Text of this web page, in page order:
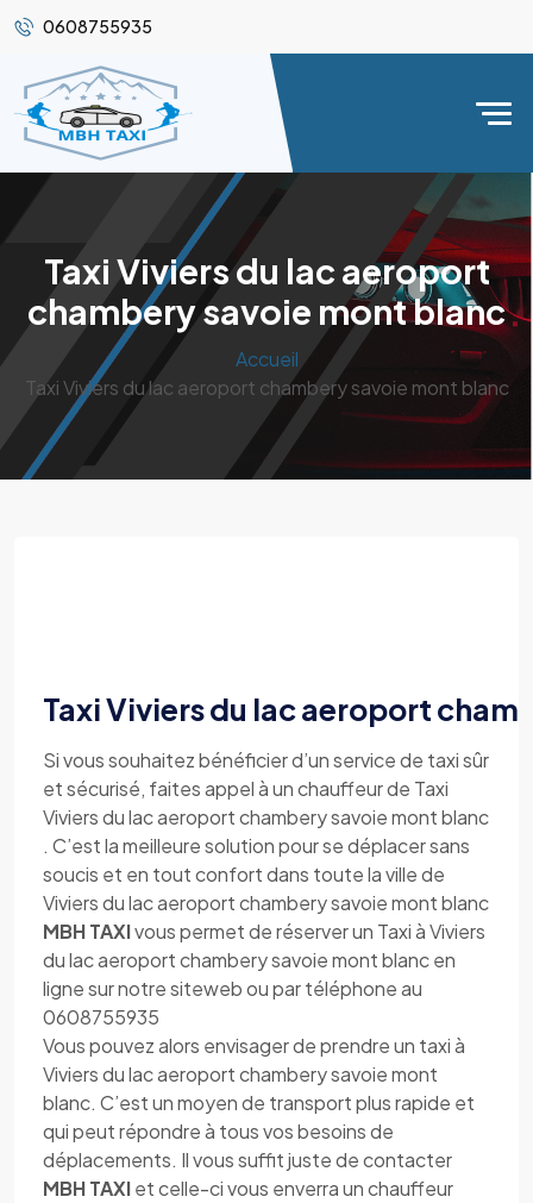
0608755935
Taxi Viviers du lac aeroport
chambery savoie mont blanc
Accueil
Taxi Viviers du lac aeroport chambery savoie mont blanc
Taxi Viviers du lac aeroport
Si vous souhaitez bénéficier d’un service de taxi sûr
et sécurisé, faites appel à un chauffeur de Taxi
Viviers du lac aeroport chambery savoie mont blanc
. C’est la meilleure solution pour se déplacer sans
soucis et en tout confort dans toute la ville de
Viviers du lac aeroport chambery savoie mont blanc
MBH TAXIvous permet de réserver un Taxi à Viviers
du lac aeroport chambery savoie mont blanc en
ligne sur notre siteweb ou par téléphone au
0608755935
Vous pouvez alors envisager de prendre un taxi à
Viviers du lac aeroport chambery savoie mont
blanc. C’est un moyen de transport plus rapide et
qui peut répondre à tous vos besoins de
déplacements. Il vous suffit juste de contacter
MBH TAXIet celle-ci vous enverra un chauffeur